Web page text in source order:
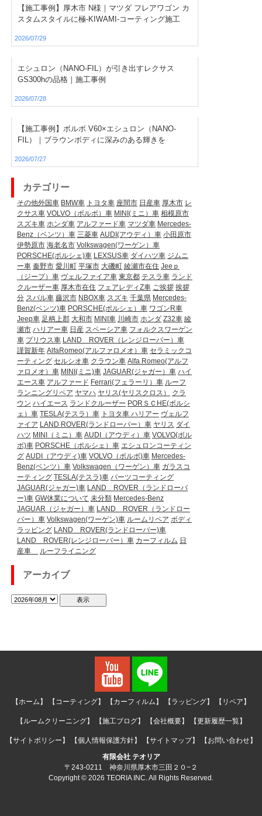
【施工事例】厚木市 N様｜マツダ フレアワゴン カ
スタムスタイルに極-KIWAMI-コーティング施工
2026/07/29
エシュロン（NANO-FIL）が引き出すレクサス
GS300hの品格｜施工事例
2026/07/28
【施工事例】ボルボ V60×エシュロン（NANO-
FIL）｜ブラウンボディに深みのある輝きを
2026/07/27
カテゴリー
その他外国車 BMW車 トヨタ車 座間市 日産車 厚木市 レ
クサス車 VOLVO（ボルボ）車 MINI(ミニ）車 相模原市
スズキ車 ホンダ車 アルファード車 マツダ車 Mercedes-
Benz（ベンツ）車 三菱車 AUDI(アウディ）車 小田原市
伊勢原市 海老名市 Volkswagen(ワーゲン）車
PORSCHE(ポルシェ)車 LEXSUS車 ダイハツ車 ジムニ
ー車 秦野市 愛川町 平塚市 大磯町 綾瀬市在住 Jeeｐ
（ジープ）車 ヴェルファイア車 東京都 テスラ車 ランド
クルーザー車 厚木市在住 フェアレディZ車 ご挨拶 挨拶
分 スバル車 藤沢市 NBOX車 スズキ 千葉県 Mercedes-
Benz(ベンツ)車 PORSCHE(ポルシェ）車 ワゴンR車
Jeep車 足柄上郡 大和市 MINI車 川崎市 ホンダ Z32車 綾
瀬市 ハリアー車 日産 スペーシア車 フォルクスワーゲン
車 プリウス車 LAND ROVER（レンジローバー）車
謹賀新年 AlfaRomeo(アルファロメオ）車 セラミックコ
ーティング セルシオ車 クラウン車 Alfa Romeo(アルフ
ァロメオ）車 MINI(ミニ)車 JAGUAR(ジャガー）車 ハイ
エース車 アルファード Ferrari(フェラーリ）車 ルーフ
ランニングリペア ヤマハ ヤリス(ヤリスクロス）
クラ
ウン ハイエース ランドクルーザー PORＳＣHE(ポルシ
ェ）車 TESLA(テスラ）車 トヨタ車 ハリアー ヴェルフ
ァイア LAND ROVER(ランドローバー）車 ヤリス ダイ
ハツ MINI（ミニ）車 AUDI（アウディ）車 VOLVO(ボル
ボ)車 PORSCHE（ポルシェ）車 エシュロンコーティン
グ AUDI（アウディ)車 VOLVO（ボルボ)車 Mercedes-
Benz(ベンツ）車 Volkswagen（ワーゲン）車 ガラスコ
ーティング TESLA(テスラ)車 パーツコーティング
JAGUAR(ジャガー)車 LAND ROVER（ランドローバ
ー)車 GW休業について 未分類 Mercedes-Benz
JAGUAR（ジャガー）車 LAND ROVER（ランドロー
バー）車 Volkswagen(ワーゲン)車 ルームリペア ボディ
ラッピング LAND ROVER(ランドローバー)車
LAND ROVER(レンジローバー）車 カーフィルム 日
産車
ルーフライニング
アーカイブ
【ホーム】 【コーティング】 【カーフィルム】 【ラッピング】 【リペア】
【ルームクリーニング】 【施工ブログ】 【会社概要】 【更新履歴一覧】
【サイトポリシー】 【個人情報保護方針】 【サイトマップ】
【お問い合わせ】
有限会社 テオリア
〒243-0211 神奈川県厚木市三田２０−２
Copyright © 2026 TEORIA INC. All Rights Reserved.